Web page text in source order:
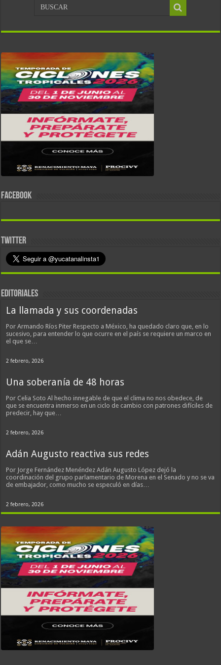
FACEBOOK
TWITTER
EDITORIALES
La llamada y sus coordenadas
Por Armando Ríos Piter Respecto a México, ha quedado claro que, en lo
sucesivo, para entender lo que ocurre en el país se requiere un marco en
el que se…
2 febrero, 2026
Una soberanía de 48 horas
Por Celia Soto Al hecho innegable de que el clima no nos obedece, de
que se encuentra inmerso en un ciclo de cambio con patrones difíciles de
predecir, hay que…
2 febrero, 2026
Adán Augusto reactiva sus redes
Por Jorge Fernández Menéndez Adán Augusto López dejó la
coordinación del grupo parlamentario de Morena en el Senado y no se va
de embajador, como mucho se especuló en días…
2 febrero, 2026